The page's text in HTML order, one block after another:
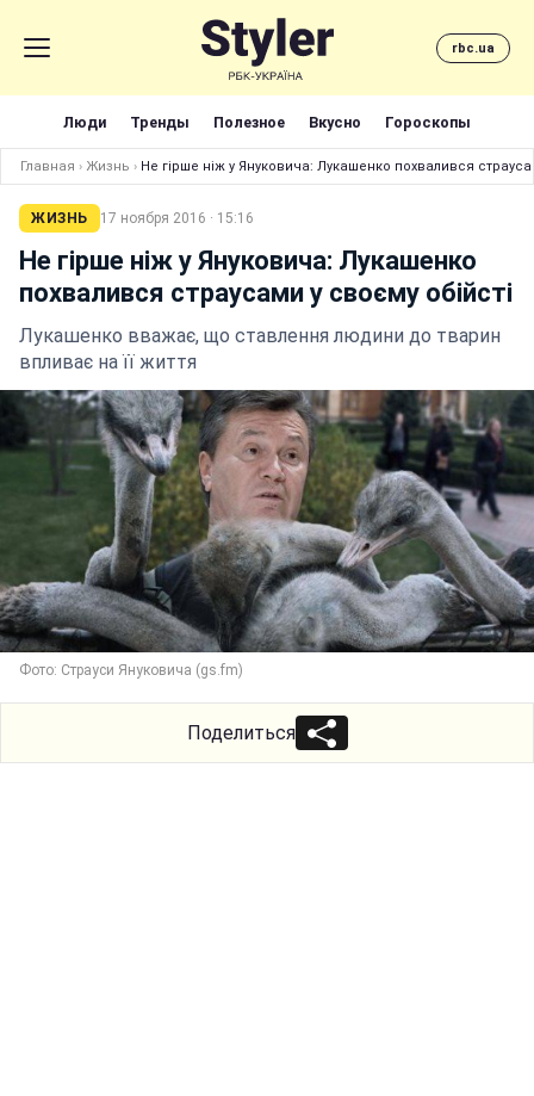
rbc.ua
Люди Тренды Полезное Вкусно Гороскопы
Главная › Жизнь › Не гірше ніж у Януковича: Лукашенко похвалився
ЖИЗНЬ 17 ноября 2016 · 15:16
Не гірше ніж у Януковича: Лукашенко
похвалився страусами у своєму обійсті
Лукашенко вважає, що ставлення людини до тварин
впливає на її життя
Фото: Страуси Януковича (gs.fm)
Поделиться